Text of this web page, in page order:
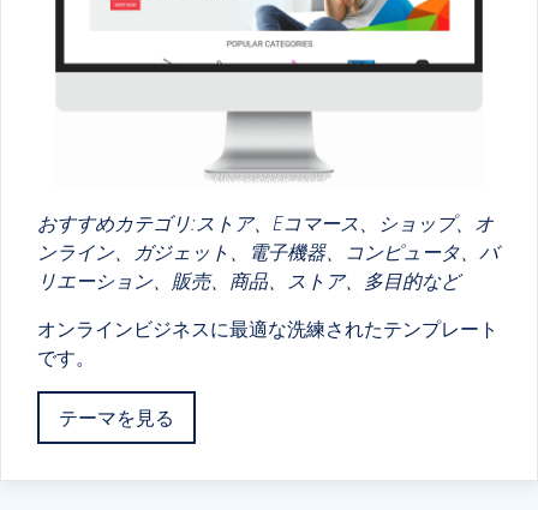
おすすめカテゴリ:ストア、Eコマース、ショップ、オ
ンライン、ガジェット、電子機器、コンピュータ、バ
リエーション、販売、商品、ストア、多目的など
オンラインビジネスに最適な洗練されたテンプレート
です。
テーマを見る